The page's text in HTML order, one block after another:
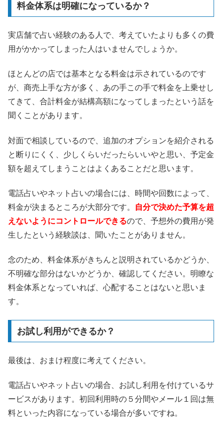
料金体系は明確になっているか？
実店舗で占い経験のある人で、考えていたよりも多くの費
用がかかってしまった人はいませんでしょうか。
ほとんどの店では基本となる料金は示されているのです
が、商売上手な方が多く、あの手この手で料金を上乗せし
てきて、合計料金が結構高額になってしまったという話を
聞くことがあります。
対面で相談しているので、追加のオプションを紹介される
と断りにくく、少しくらいだったらいいやと思い、予定金
額を超えてしまうことはよくあることだと思います。
電話占いやネット占いの場合には、時間や回数によって、
料金が決まるところが大部分です。
自分で決めた予算を超
えないようにコントロールできるので、予想外の費用が発
生したという経験談は、聞いたことがありません。
念のため、料金体系がきちんと説明されているかどうか、
不明確な部分はないかどうか、確認してください。明瞭な
料金体系となっていれば、心配することはないと思いま
す。
お試し利用ができるか？
最後は、おまけ程度に考えてください。
電話占いやネット占いの場合、お試し利用を付けているサ
ービスがあります。初回利用時の５分間やメール１回は無
料といった内容になっている場合が多いですね。